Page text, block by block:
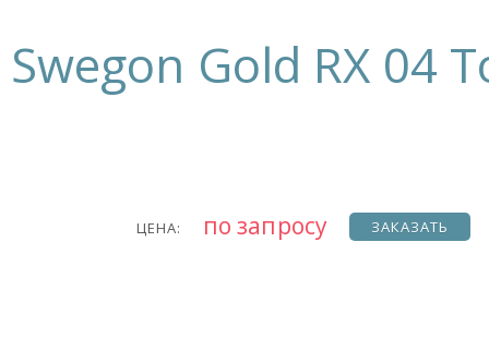
Swegon Gold RX 04
ЦЕНА: по запросу ЗАКАЗАТЬ